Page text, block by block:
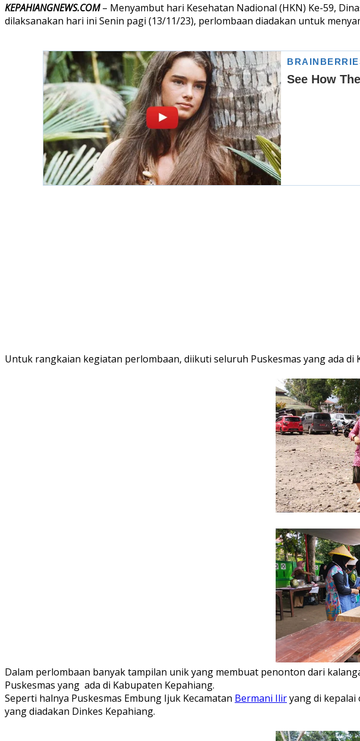
KEPAHIANGNEWS.COM– Menyambut hari Kesehatan Nadional (HKN) Ke-59,
dilaksanakan hari ini Senin pagi (13/11/23), perlombaan diadakan untuk
Untuk rangkaian kegiatan perlombaan, diikuti seluruh Puskesmas yang ada di
Dalam perlombaan banyak tampilan unik yang membuat penonton dari
Puskesmas yang ada di Kabupaten Kepahiang.
Seperti halnya Puskesmas Embung Ijuk Kecamatan Bermani Iliryang di
yang diadakan Dinkes Kepahiang.